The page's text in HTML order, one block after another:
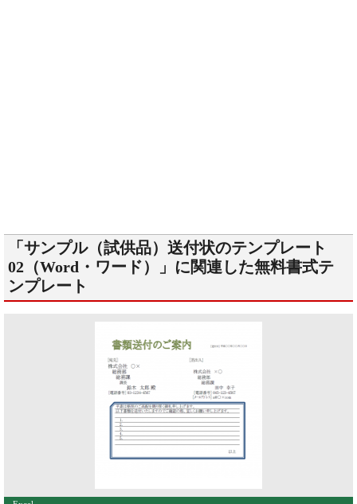
「サンプル（試供品）送付状のテンプレート
02（Word・ワード）」に関連した無料書式テ
ンプレート